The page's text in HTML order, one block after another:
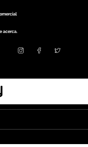
acerca.